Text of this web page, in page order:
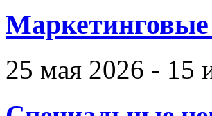
25 мая 2026 - 15